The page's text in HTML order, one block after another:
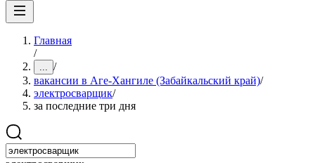
Главная
/
... /
вакансии в Аге-Хангиле (Забайкальский край)/
электросварщик/
за последние три дня